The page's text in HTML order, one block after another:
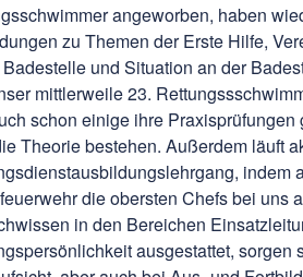
angeworben, haben
zu Themen der Erste Hilfe,
und Situation an der
mittlerweile 23.
schon einige ihre
Theorie bestehen. Außerdem läuft
indem
die obersten Chefs bei uns
in den Bereichen
ausgestattet, sorgen